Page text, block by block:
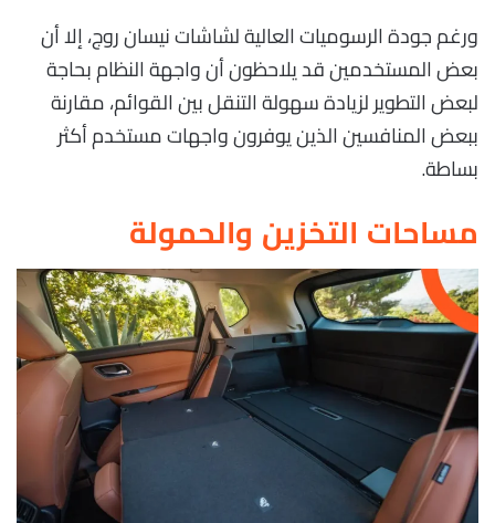
ورغم جودة الرسوميات العالية لشاشات نيسان روج، إلا أن
بعض المستخدمين قد يلاحظون أن واجهة النظام بحاجة
لبعض التطوير لزيادة سهولة التنقل بين القوائم، مقارنة
ببعض المنافسين الذين يوفرون واجهات مستخدم أكثر
بساطة.
مساحات التخزين والحمولة